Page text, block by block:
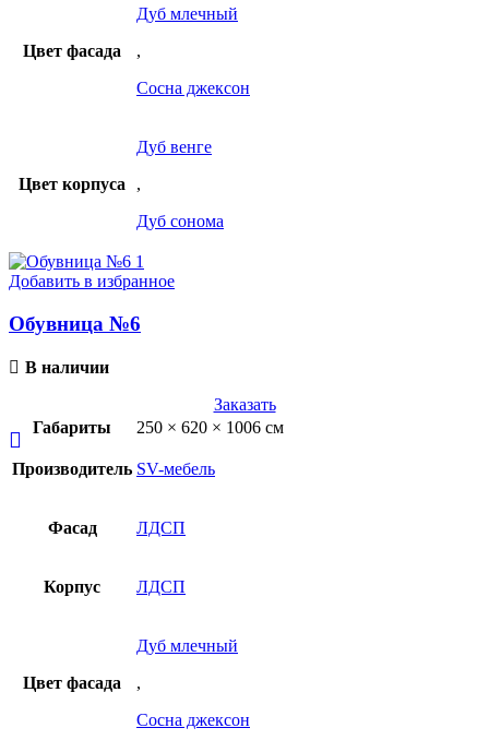
Цвет фасада
Дуб млечный
,
Сосна джексон
Цвет корпуса
Дуб венге
,
Дуб сонома
Добавить в избранное
Обувница №6
В наличии
Заказать
Габариты
250 × 620 × 1006 см
Производитель SV-мебель
Фасад ЛДСП
Корпус ЛДСП
Цвет фасада
Дуб млечный
,
Сосна джексон